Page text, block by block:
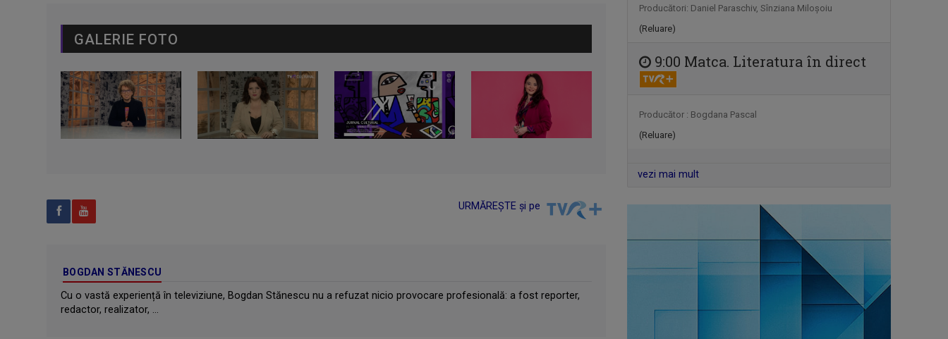
GALERIE FOTO
URMĂREȘTE și pe
BOGDAN STĂNESCU
Cu o vastă experiență în televiziune, Bogdan Stănescu nu a refuzat nicio provocare profesională: a fost reporter,
redactor, realizator, ...
documentară ...
JURNAL CULTURAL
OMUL ȘI TIMPUL
TVR Cultural prezintă „Omul și timpul”,
o ...
INTERVIURILE TVR CULTURAL
La „Interviurile TVR CULTURAL”,
jurnalistele ...
Producători: Daniel Paraschiv, Sînziana Miloşoiu
(Reluare)
9:00 Matca. Literatura în direct
Producător : Bogdana Pascal
(Reluare)
vezi mai mult